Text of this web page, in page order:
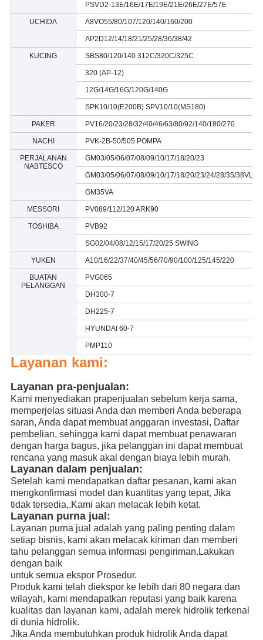
PSVD2-13E/16E/17E/19E/21E/26E/27E/57E
UCHIDA A8VO55/80/107/120/140/160/200
AP2D12/14/18/21/25/28/36/38/42
KUCING SBS80/120/140 312C/320C/325C
320 (AP-12)
12G/14G/16G/120G/140G
SPK10/10(E200B) SPV10/10(MS180)
PAKER PV16/20/23/28/32/40/46/63/80/92/140/180/270
NACHI PVK-2B-50/505 POMPA
PERJALANAN
NABTESCO
GM03/05/06/07/08/09/10/17/18/20/23
GM03/05/06/07/08/09/10/17/18/20/23/24/28/35/38VL
GM35VA
MESSORI PV089/112/120 ARK90
TOSHIBA PVB92
SG02/04/08/12/15/17/20/25 SWING
YUKEN A10/16/22/37/40/45/56/70/90/100/125/145/220
BUATAN
PELANGGAN
PVG065
DH300-7
DH225-7
HYUNDAI 60-7
PMP110
Layanan kami:
Layanan pra-penjualan:
Kami menyediakan prapenjualan sebelum kerja sama,
memperjelas situasi Anda dan memberi Anda beberapa
saran, Anda dapat membuat anggaran investasi, Daftar
pembelian, sehingga kami dapat membuat penawaran
dengan harga bagus, jika pelanggan ini dapat membuat
rencana yang masuk akal dengan biaya lebih murah.
Layanan dalam penjualan:
Setelah kami mendapatkan daftar pesanan, kami akan
mengkonfirmasi model dan kuantitas yang tepat, Jika
tidak tersedia,.Kami akan melacak lebih ketat.
Layanan purna jual:
Layanan purna jual adalah yang paling penting dalam
setiap bisnis, kami akan melacak kiriman dan memberi
tahu pelanggan semua informasi pengiriman.Lakukan
dengan baik
untuk semua ekspor Prosedur.
Produk kami telah diekspor ke lebih dari 80 negara dan
wilayah, kami mendapatkan reputasi yang baik karena
kualitas dan layanan kami, adalah merek hidrolik terkenal
di dunia hidrolik.
Jika Anda membutuhkan produk hidrolik Anda dapat